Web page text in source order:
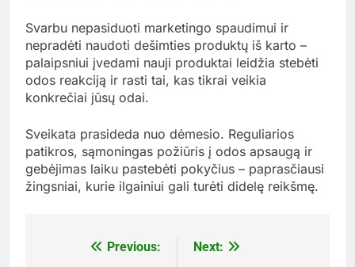
Svarbu nepasiduoti marketingo spaudimui ir
nepradėti naudoti dešimties produktų iš karto –
palaipsniui įvedami nauji produktai leidžia stebėti
odos reakciją ir rasti tai, kas tikrai veikia
konkrečiai jūsų odai.
Sveikata prasideda nuo dėmesio. Reguliarios
patikros, sąmoningas požiūris į odos apsaugą ir
gebėjimas laiku pastebėti pokyčius – paprasčiausi
žingsniai, kurie ilgainiui gali turėti didelę reikšmę.
NavigacijaPrevious:
Next: